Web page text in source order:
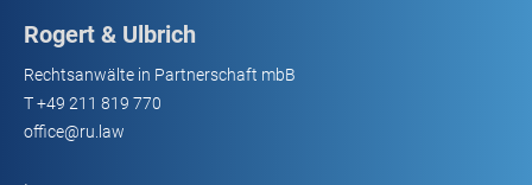
Rogert & Ulbrich
Rechtsanwälte in Partnerschaft mbB
T+49 211 819 770
office@ru.law